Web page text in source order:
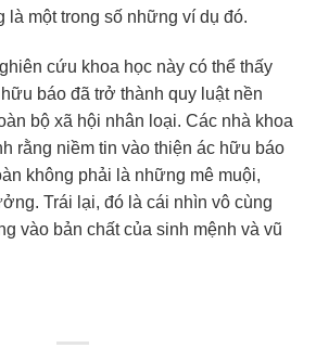
là một trong số những ví dụ đó.
cứu khoa học này có thể thấy
báo đã trở thành quy luật nền
bộ xã hội nhân loại. Các nhà khoa
rằng niềm tin vào thiện ác hữu báo
không phải là những mê muội,
Trái lại, đó là cái nhìn vô cùng
vào bản chất của sinh mệnh và vũ